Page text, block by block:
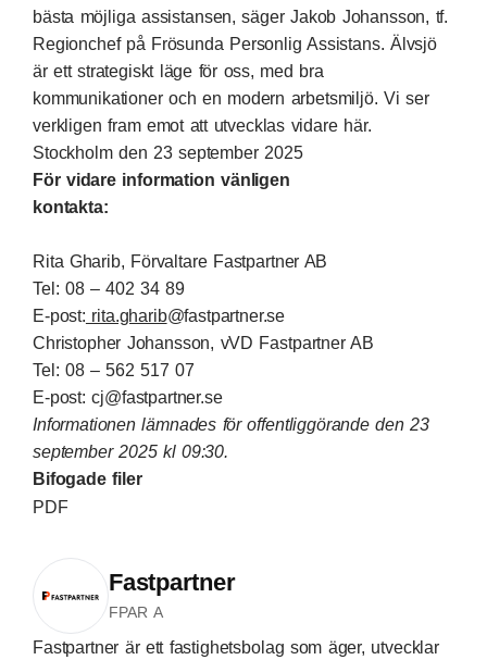
bästa möjliga assistansen, säger Jakob Johansson, tf.
Regionchef på Frösunda Personlig Assistans. Älvsjö
är ett strategiskt läge för oss, med bra
kommunikationer och en modern arbetsmiljö. Vi ser
verkligen fram emot att utvecklas vidare här.
Stockholm den 23 september 2025
För vidare information vänligen
kontakta:
Rita Gharib, Förvaltare Fastpartner AB
Tel: 08 – 402 34 89
E-post: rita.gharib@fastpartner.se
Christopher Johansson, vVD Fastpartner AB
Tel: 08 – 562 517 07
E-post:cj@fastpartner.se
Informationen lämnades för offentliggörande den 23
september 2025 kl 09:30.
Bifogade filer
PDF
Fastpartner
FPAR A
Fastpartner är ett fastighetsbolag som äger, utvecklar